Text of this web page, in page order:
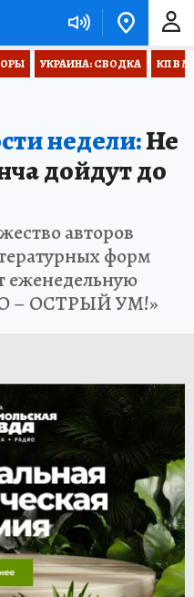
УКРАИНА: СВОДКА КП В
недели:Не
дойдут до
авторов
форм
– ОСТРЫЙ УМ!»